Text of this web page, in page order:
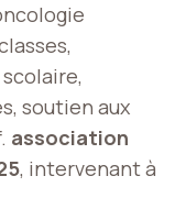
soutien aux
association
, intervenant à